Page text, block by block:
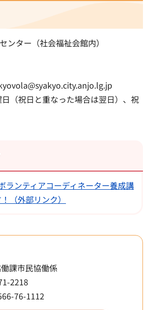
ンター（社会福祉会館内）
（祝日と重なった場合は翌日）、祝
ランティアコーディネーター養成講
（外部リンク）
課市民協働係
2218
76-1112